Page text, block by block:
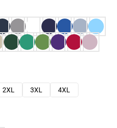
2XL 3XL
4XL